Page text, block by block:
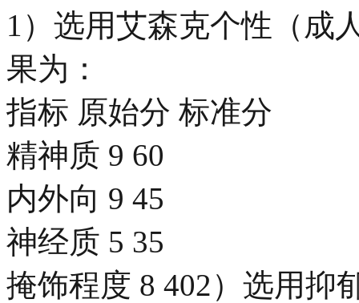
1）选用艾森克个性（成
果为：
指标 原始分 标准分
精神质 9 60
内外向 9 45
神经质 5 35
掩饰程度 8 402）选用抑